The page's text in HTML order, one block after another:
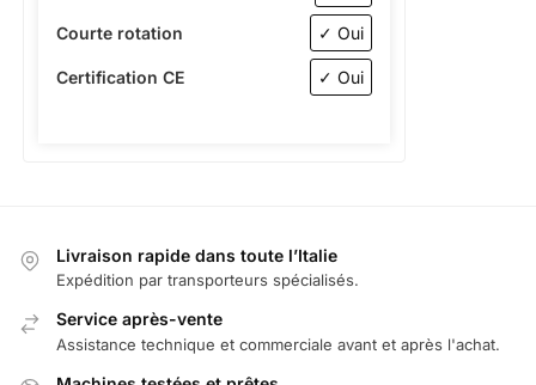
Courte rotation ✓ Oui
Certification CE ✓ Oui
Livraison rapide dans toute l’Italie
Expédition par transporteurs spécialisés.
Service après-vente
Assistance technique et commerciale avant et après l'achat.